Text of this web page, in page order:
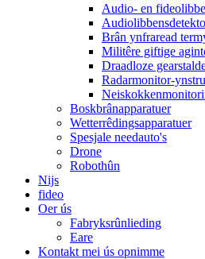
Audio- en
Brân ynfraread
Militêre giftige
Draadloze
Radarmonitor-
Boskbrânapparatuer
Wetterrêdingsapparatuer
Spesjale needauto's
Drone
Robothûn
Nijs
fideo
Oer ús
Fabryksrûnlieding
Eare
Kontakt mei ús opnimme